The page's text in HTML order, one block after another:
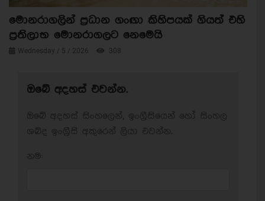
මොනරාගලින් ප්‍රධාන ගංඟා කිහිපයක් ගියත් එහි
ප්‍රතිලාභ මොනරාගලට නෙමෙයි
Wednesday / 5 / 2026 308
ඔබේ අදහස් එවන්න.